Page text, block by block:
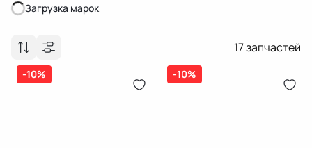
Загрузка марок
Загрузка марок
17запчастей
-10% -10%